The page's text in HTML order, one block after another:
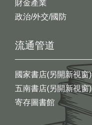
財金產業
政治/外交/國防
流通管道
國家書店(另開新視窗)
五南書店(另開新視窗)
寄存圖書館